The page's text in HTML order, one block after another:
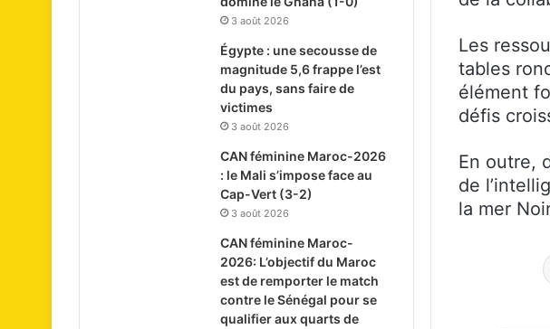
Les
tables
élément
défis
En outre,
de
la mer
3 août 2026
Égypte : une secousse de
magnitude 5,6 frappe l’est
du pays, sans faire de
victimes
3 août 2026
CAN féminine Maroc-2026
: le Mali s’impose face au
Cap-Vert (3-2)
3 août 2026
CAN féminine Maroc-
2026: L’objectif du Maroc
est de remporter le match
contre le Sénégal pour se
qualifier aux quarts de